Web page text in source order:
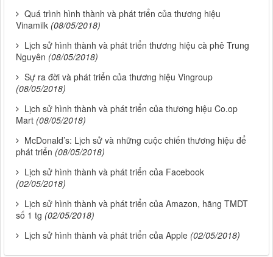
Quá trình hình thành và phát triển của thương hiệu
Vinamilk (08/05/2018)
Lịch sử hình thành và phát triển thương hiệu cà phê Trung
Nguyên (08/05/2018)
Sự ra đời và phát triển của thương hiệu Vingroup
(08/05/2018)
Lịch sử hình thành và phát triển của thương hiệu Co.op
Mart (08/05/2018)
McDonald’s: Lịch sử và những cuộc chiến thương hiệu để
phát triển (08/05/2018)
Lịch sử hình thành và phát triển của Facebook
(02/05/2018)
Lịch sử hình thành và phát triển của Amazon, hãng TMDT
số 1 tg (02/05/2018)
Lịch sử hình thành và phát triển của Apple (02/05/2018)